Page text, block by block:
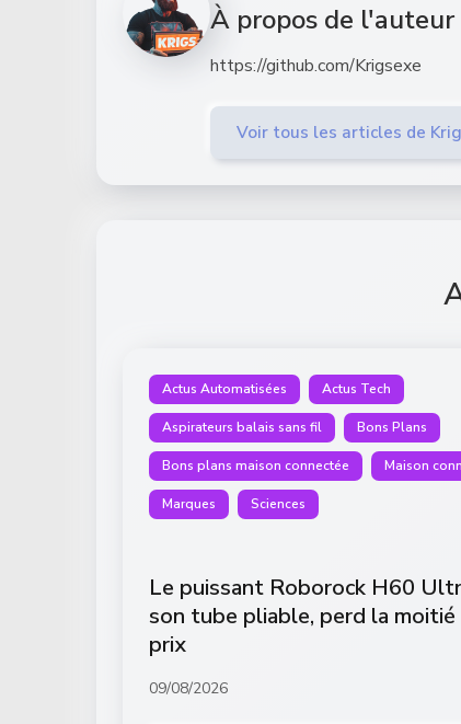
À propos de l'auteur
https://github.com/Krigsexe
Voir tous les articles de
Actus Automatisées Actus Tech
Aspirateurs balais sans fil Bons Plans
Bons plans maison connectée Maison
Marques Sciences
Le puissant Roborock H60
son tube pliable, perd la moitié
prix
09/08/2026